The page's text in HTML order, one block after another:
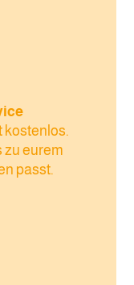
kostenlos.
zu eurem
passt.